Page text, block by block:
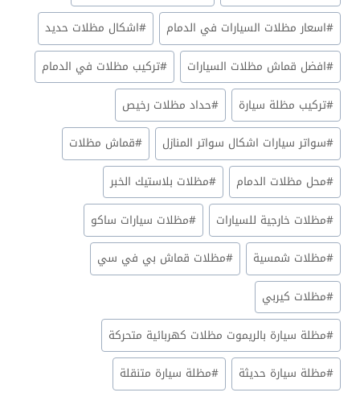
#اسعار مظلات السيارات في الدمام #اشكال مظلات حديد
#افضل قماش مظلات السيارات #تركيب مظلات في الدمام
#تركيب مظلة سيارة #حداد مظلات رخيص
#سواتر سيارات اشكال سواتر المنازل #قماش مظلات
#محل مظلات الدمام #مظلات بلاستيك الخبر
#مظلات خارجية للسيارات #مظلات سيارات ساكو
#مظلات شمسية #مظلات قماش بي في سي
#مظلات كيربي
#مظلة سيارة بالريموت مظلات كهربائية متحركة
#مظلة سيارة حديثة #مظلة سيارة متنقلة